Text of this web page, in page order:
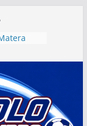
al via
un
col
di fatto